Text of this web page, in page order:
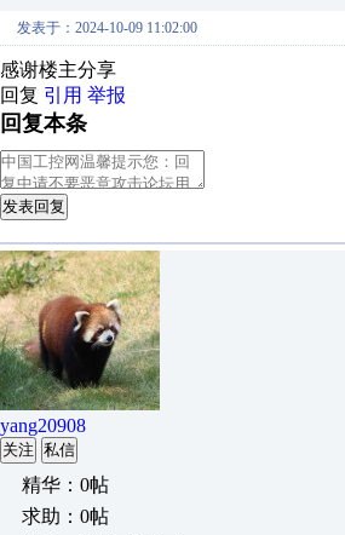
发表于：2024-10-09 11:02:00
感谢楼主分享
回复 引用 举报
回复本条
发表回复
yang20908
关注 私信
精华：0帖
求助：0帖